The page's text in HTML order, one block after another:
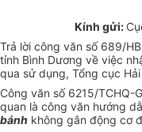
Kính gửi:
Trả lời công văn số 689/
tỉnh Bình Dương về việc
qua sử dụng, Tổng cục
Công văn số 6215/TCHQ-
quan là công văn hướng
bánh không gắn động cơ